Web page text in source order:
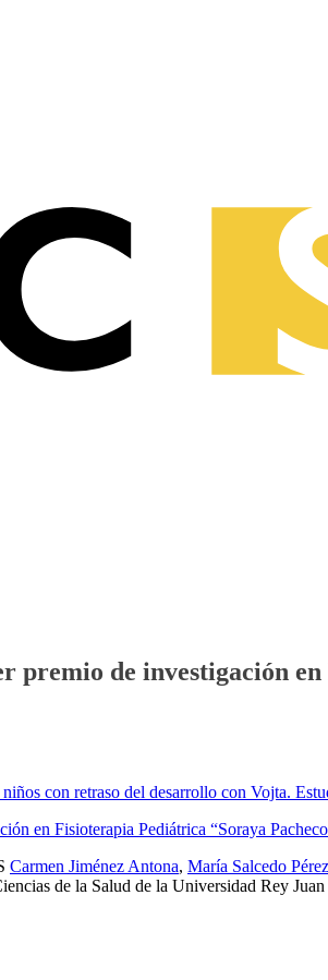
de investigación
con retraso del desarrollo con Vojta.
Carmen Jiménez Antona, María Salcedo
de la Salud de la Universidad Rey